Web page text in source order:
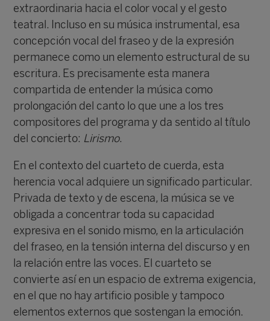
extraordinaria hacia el color vocal y el gesto
teatral. Incluso en su música instrumental, esa
concepción vocal del fraseo y de la expresión
permanece como un elemento estructural de su
escritura. Es precisamente esta manera
compartida de entender la música como
prolongación del canto lo que une a los tres
compositores del programa y da sentido al título
del concierto: Lirismo.
En el contexto del cuarteto de cuerda, esta
herencia vocal adquiere un significado particular.
Privada de texto y de escena, la música se ve
obligada a concentrar toda su capacidad
expresiva en el sonido mismo, en la articulación
del fraseo, en la tensión interna del discurso y en
la relación entre las voces. El cuarteto se
convierte así en un espacio de extrema exigencia,
en el que no hay artificio posible y tampoco
elementos externos que sostengan la emoción.